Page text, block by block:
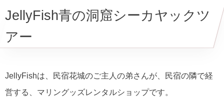
JellyFish青の洞窟シーカヤックツ
アー
JellyFishは、民宿花城のご主人の弟さんが、民宿の隣で経
営する、マリングッズレンタルショップです。